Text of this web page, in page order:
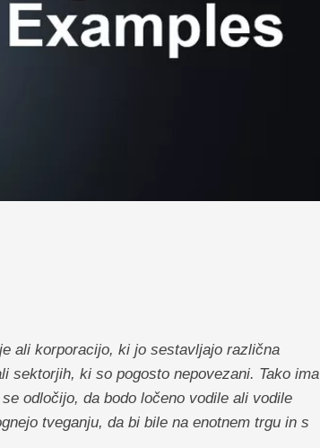
ali korporacijo, ki jo sestavljajo različna
sektorjih, ki so pogosto nepovezani. Tako ima
odločijo, da bodo ločeno vodile ali vodile
tveganju, da bi bile na enotnem trgu in s